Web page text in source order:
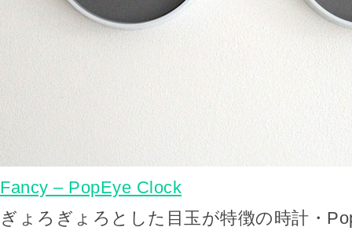
Fancy – PopEye Clock
ぎょろぎょろとした目玉が特徴の時計・